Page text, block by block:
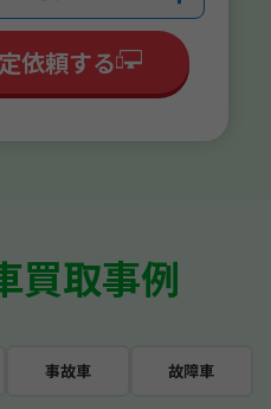
依頼する
買取事例
事故車 故障車